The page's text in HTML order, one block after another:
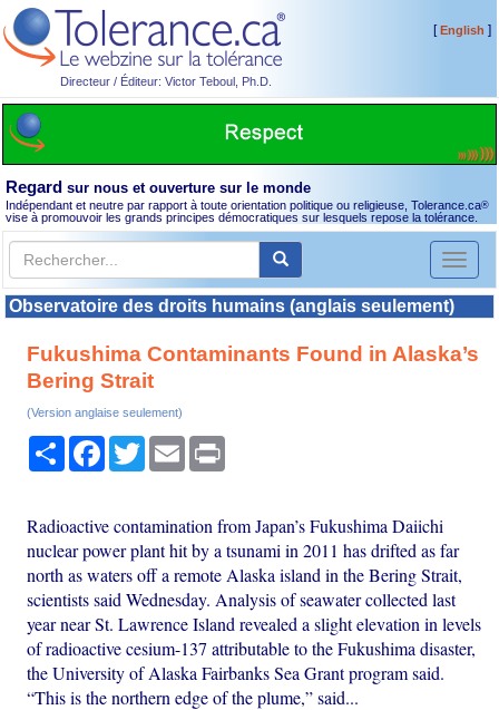
Directeur / Éditeur: Victor Teboul, Ph.D.
[English ]
Regard sur nous et ouverture sur le monde
Indépendant et neutre par rapport à toute orientation politique ou religieuse, Tolerance.ca®
vise à promouvoir les grands principes démocratiques sur lesquels repose la tolérance.
Toggle
Observatoire des droits humains (anglais seulement)
Fukushima Contaminants Found in Alaska’s
Bering Strait
(Version anglaise seulement)
PartagerFacebook
TwitterEmail
Radioactive contamination from Japan’s Fukushima Daiichi
nuclear power plant hit by a tsunami in 2011 has drifted as far
north as waters off a remote Alaska island in the Bering Strait,
scientists said Wednesday. Analysis of seawater collected last
year near St. Lawrence Island revealed a slight elevation in levels
of radioactive cesium-137 attributable to the Fukushima disaster,
the University of Alaska Fairbanks Sea Grant program said.
“This is the northern edge of the plume,” said...